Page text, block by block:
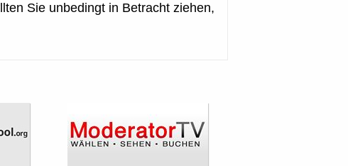
Sie unbedingt in Betracht ziehen,